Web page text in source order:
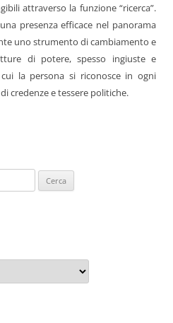
attraverso la funzione “ricerca”.
presenza efficace nel panorama
uno strumento di cambiamento e
di potere, spesso ingiuste e
la persona si riconosce in ogni
credenze e tessere politiche.